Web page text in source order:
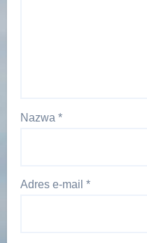
Nazwa *
Adres e-mail *